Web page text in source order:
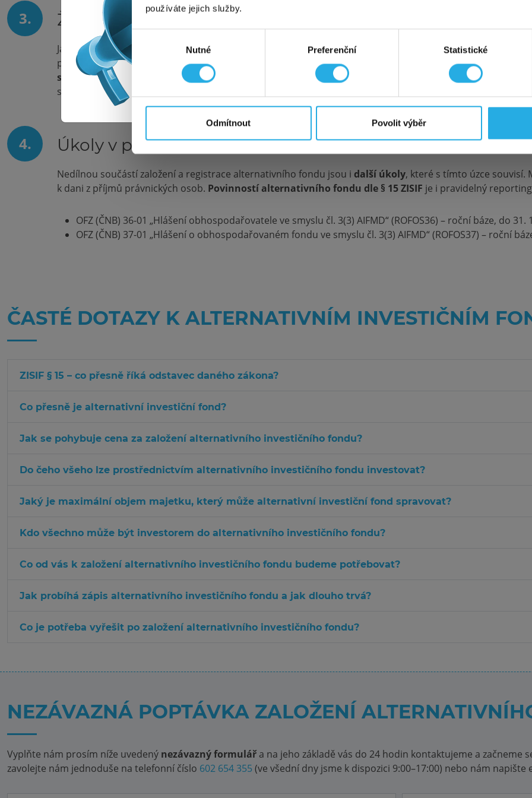
používáte jejich služby.
Nutné Preferenční Statistické
Odmítnout Povolit výběr
3. Žádost o registraci u ČNB
Jak jsme již zmínili výše, po kompletaci smluvní dokumentace je potřeba podat žádost k ČNB. ČNB fond
podat
datovou schránkou ČNB nebo přes elektronickou podatelnu ČNB. K tomu, abyste mohli podat
strategii. Tím se rozumí popis aktivit, které bude fond vykonávat se svěřenými financemi za účelem
situace, kdy bude třeba změnit investiční strategii, musí být tento záměr nejprve oznámen u ČNB.
4. Úkoly v průběhu fungování fondu
Nedílnou součástí založení a registrace alternativního fondu jsou i další úkoly, které s tímto úzce souvisí.
k dani z příjmů právnických osob. Povinností alternativního fondu dle § 15 ZISIF je i pravidelný
OFZ (ČNB) 36-01 „Hlášení obhospodařovatele ve smyslu čl. 3(3) AIFMD“ (ROFOS36) – roční báze, do
OFZ (ČNB) 37-01 „Hlášení o obhospodařovaném fondu ve smyslu čl. 3(3) AIFMD“ (ROFOS37) – roční
ČASTÉ DOTAZY K ALTERNATIVNÍM INVESTIČNÍM
ZISIF § 15 – co přesně říká odstavec daného zákona?
Co přesně je alternativní investiční fond?
Jak se pohybuje cena za založení alternativního investičního fondu?
Do čeho všeho lze prostřednictvím alternativního investičního fondu investovat?
Jaký je maximální objem majetku, který může alternativní investiční fond spravovat?
Kdo všechno může být investorem do alternativního investičního fondu?
Co od vás k založení alternativního investičního fondu budeme potřebovat?
Jak probíhá zápis alternativního investičního fondu a jak dlouho trvá?
Co je potřeba vyřešit po založení alternativního investičního fondu?
NEZÁVAZNÁ POPTÁVKA ZALOŽENÍ
Vyplňte nám prosím níže uvedený nezávazný formulář a na jeho základě vás do 24 hodin kontaktujeme a
zavolejte nám jednoduše na telefonní číslo 602 654 355 (ve všední dny jsme k dispozici 9:00–17:00) nebo nám napište
To mě zajímá